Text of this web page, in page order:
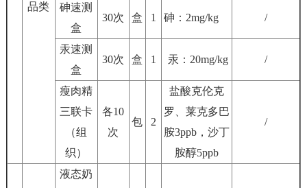
品类
砷速测
盒
30次 盒 1 砷：2mg/kg /
汞速测
盒
30次 盒 1 汞：20mg/kg /
瘦肉精
三联卡
（组
织）
各10
次
包 2
盐酸克伦克
罗、莱克多巴
胺3ppb，沙丁
胺醇5ppb
/
液态奶